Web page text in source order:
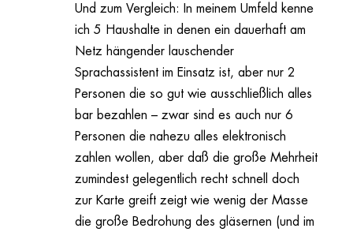
Und zum Vergleich: In meinem Umfeld kenne
ich 5 Haushalte in denen ein dauerhaft am
Netz hängender lauschender
Sprachassistent im Einsatz ist, aber nur 2
Personen die so gut wie ausschließlich alles
bar bezahlen – zwar sind es auch nur 6
Personen die nahezu alles elektronisch
zahlen wollen, aber daß die große Mehrheit
zumindest gelegentlich recht schnell doch
zur Karte greift zeigt wie wenig der Masse
die große Bedrohung des gläsernen (und im